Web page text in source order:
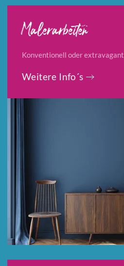
Malerarbeiten
Konventionell oder extravagant
Weitere Info´s